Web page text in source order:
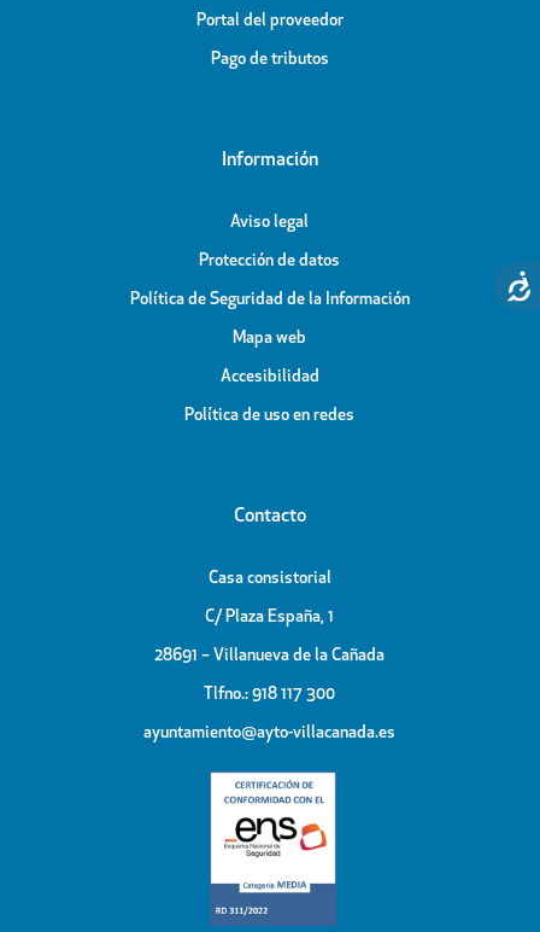
Portal del proveedor
Pago de tributos
Información
Aviso legal
Protección de datos
Política de Seguridad de la Información
Mapa web
Accesibilidad
Política de uso en redes
Contacto
Casa consistorial
C/ Plaza España, 1
28691 – Villanueva de la Cañada
Tlfno.: 918 117 300
ayuntamiento@ayto-villacanada.es